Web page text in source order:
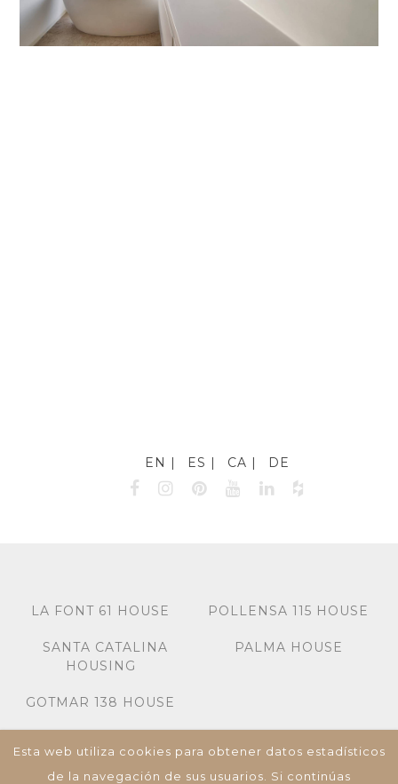
EN ES CA DE
LA FONT 61 HOUSE POLLENSA 115 HOUSE
SANTA CATALINA
HOUSING
PALMA HOUSE
GOTMAR 138 HOUSE
Miquel dels Sants Oliver 7A, Bj-Izq, Palma de
Mallorca, 07013, Islas Baleares, España,
Esta web utiliza cookies para obtener datos estadísticos
de la navegación de sus usuarios. Si continúas